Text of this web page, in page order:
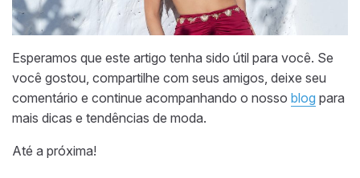
Esperamos que este artigo tenha sido útil para você. Se
você gostou, compartilhe com seus amigos, deixe seu
comentário e continue acompanhando o nosso blog para
mais dicas e tendências de moda.
Até a próxima!